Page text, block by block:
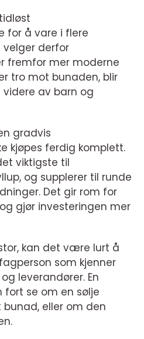
for å vare i flere
velger derfor
fremfor mer moderne
tro mot bunaden, blir
av barn og
gradvis
kjøpes ferdig komplett.
viktigste til
og supplerer til runde
Det gir rom for
gjør investeringen mer
kan det være lurt å
som kjenner
leverandører. En
fort se om en sølje
eller om den